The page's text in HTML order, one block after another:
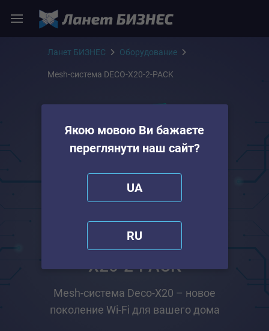
Якою мовою Ви бажаєте
переглянути наш сайт?
RU
UA
Ланет БИЗНЕС Оборудование
Mesh-система DECO-X20-2-PACK
Mesh-система DECO-
X20-2-PACK
Mesh-система Deco-X20 – новое
поколение Wi-Fi для вашего дома